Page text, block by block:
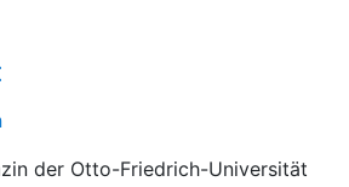
der Otto-Friedrich-Universität